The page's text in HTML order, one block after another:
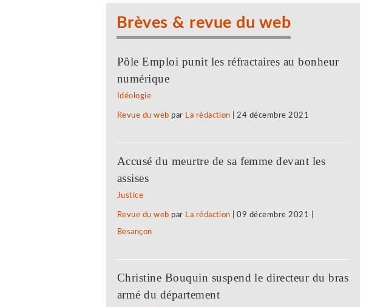
Brèves & revue du web
Pôle Emploi punit les réfractaires au bonheur
numérique
Idéologie
Revue du web par La rédaction 24 décembre 2021
Accusé du meurtre de sa femme devant les
assises
Justice
Revue du web par La rédaction |09 décembre 2021
Besançon
Christine Bouquin suspend le directeur du bras
armé du département